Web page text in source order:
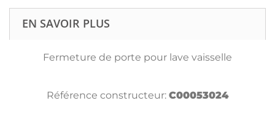
EN SAVOIR PLUS
Fermeture de porte pour lave vaisselle
Référence constructeur: C00053024